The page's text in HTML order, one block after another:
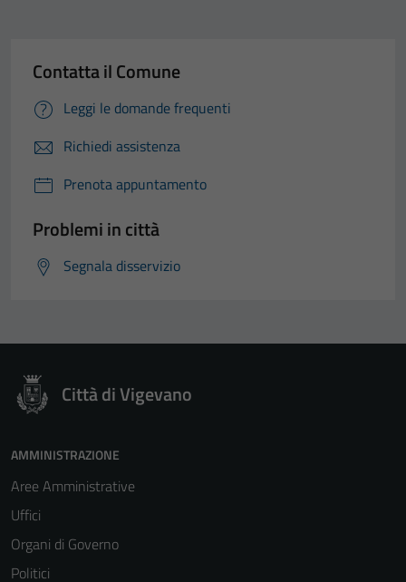
Contatta il Comune
Leggi le domande frequenti
Richiedi assistenza
Prenota appuntamento
Problemi in città
Segnala disservizio
Città di Vigevano
AMMINISTRAZIONE
Aree Amministrative
Uffici
Organi di Governo
Politici